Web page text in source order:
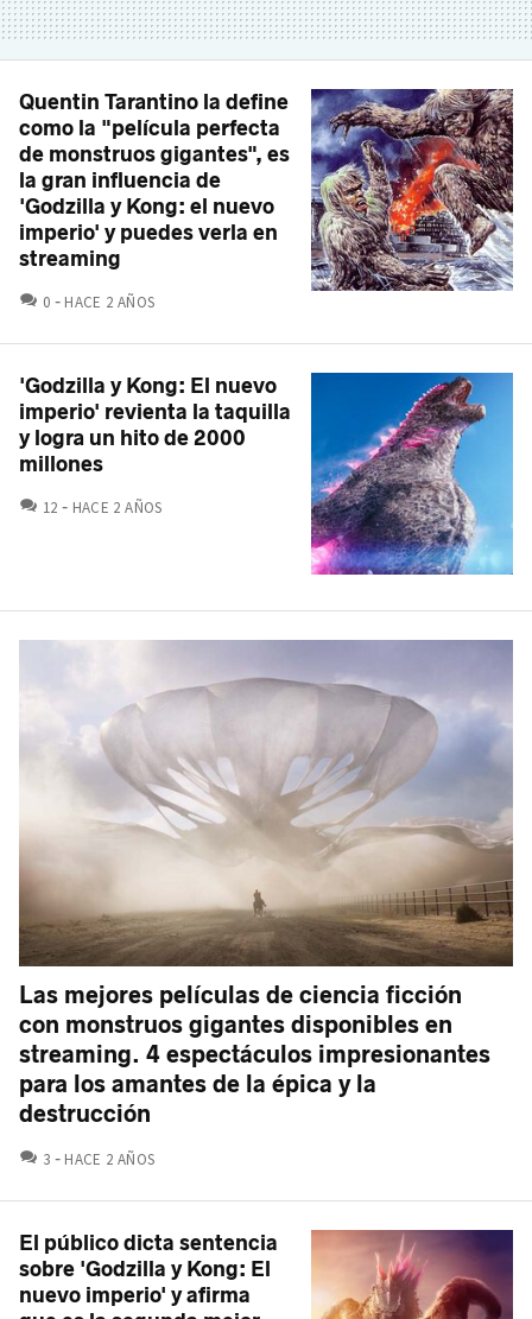
Quentin Tarantino la define
como la "película perfecta
de monstruos gigantes", es
la gran influencia de
'Godzilla y Kong: el nuevo
imperio' y puedes verla en
streaming
0 COMENTARIOS
HACE 2 AÑOS
'Godzilla y Kong: El nuevo
imperio' revienta la taquilla
y logra un hito de 2000
millones
12 COMENTARIOS
HACE 2 AÑOS
Las mejores películas de ciencia ficción
con monstruos gigantes disponibles en
streaming. 4 espectáculos impresionantes
para los amantes de la épica y la
destrucción
3 COMENTARIOS
HACE 2 AÑOS
El público dicta sentencia
sobre 'Godzilla y Kong: El
nuevo imperio' y afirma